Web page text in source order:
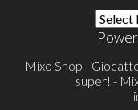
Mixo Shop -
super! -